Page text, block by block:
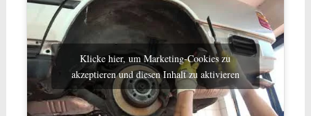
Klicke hier, um Marketing-Cookies zu
akzeptieren und diesen Inhalt zu aktivieren